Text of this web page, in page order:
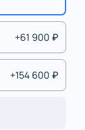
+61 900 ₽
+154 600 ₽